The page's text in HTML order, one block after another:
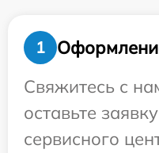
1
Свяжитесь с
оставьте
сервисного